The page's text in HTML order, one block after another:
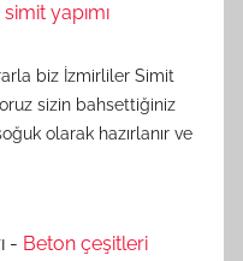
yapımı
biz İzmirliler Simit
sizin bahsettiğiniz
olarak hazırlanır ve
- Beton çeşitleri